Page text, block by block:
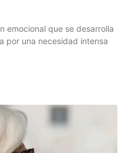
emocional que se desarrolla
por una necesidad intensa